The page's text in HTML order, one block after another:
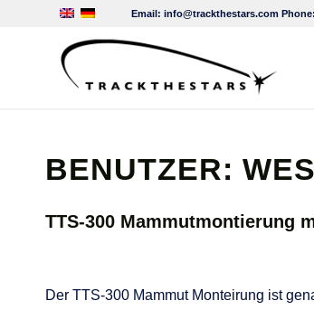
Email: info@trackthestars.com Phone:
BENUTZER:
TTS-300 Mammutmontierung
Der TTS-300 Mammut Monteirung ist